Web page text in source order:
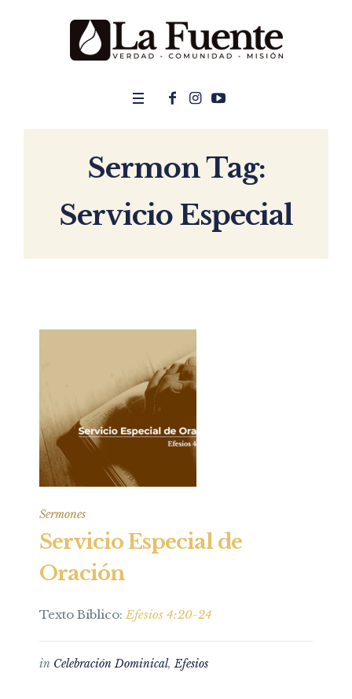
Sermon Tag:
Servicio Especial
Sermones
Servicio Especial de
Oración
Texto Bíblico:Efesios 4:20-24
in Celebración Dominical,Efesios